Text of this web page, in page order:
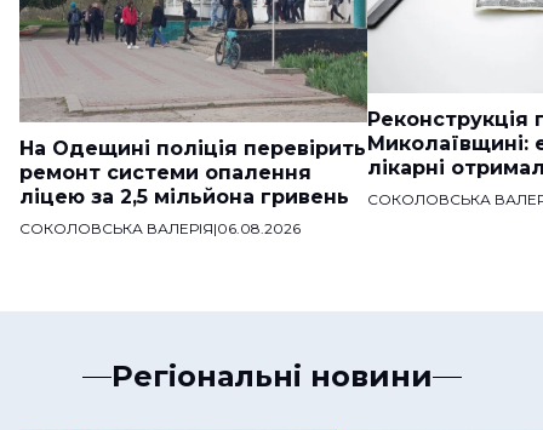
На Одещині поліція перевірить
ремонт системи опалення
ліцею за 2,5 мільйона гривень
СОКОЛОВСЬКА ВАЛЕРІЯ|06.08.2026
Реконструкція
Миколаївщині:
лікарні
СОКОЛОВСЬКА
Регіональні новини